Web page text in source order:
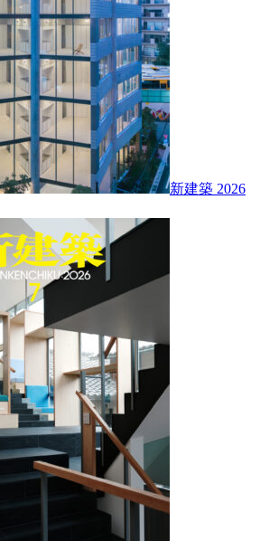
新建築 2026